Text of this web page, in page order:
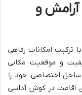
آرامش و
ترکیب امکانات رفاهی
و موقعیت مکانی
اختصاصی، خود را
اقامت در کوش آداسی